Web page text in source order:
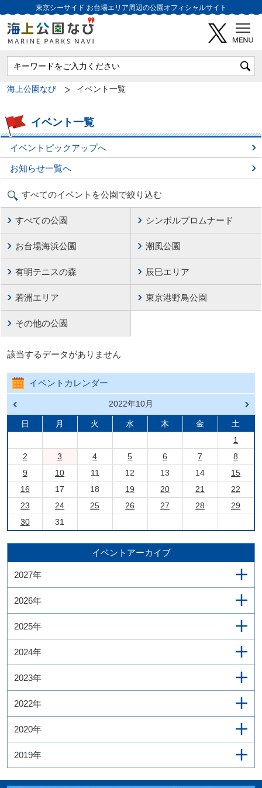
東京シーサイド お台場エリア周辺の公園オフィシャルサイト
海上公園なび イベント一覧
イベント一覧
イベントピックアップへ
お知らせ一覧へ
すべてのイベントを公園で絞り込む
すべての公園 シンボルプロムナード
お台場海浜公園 潮風公園
有明テニスの森 辰巳エリア
若洲エリア 東京港野鳥公園
その他の公園
該当するデータがありません
イベントカレンダー
前の
戻る
2022年10月
次の
進む
日 月 火 水 木 金
土
1
2
3 4 5 6 7
8
9
10 11 12 13 14
15
16
17 18 19 20 21
22
23
24 25 26 27 28
29
30
31
イベントアーカイブ
2027年
2026年
2025年
2024年
2023年
2022年
2020年
2019年